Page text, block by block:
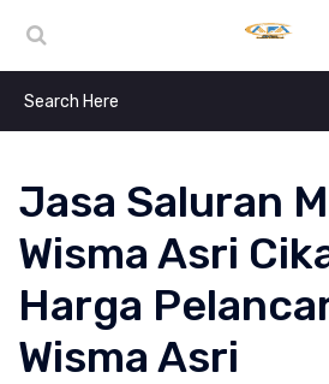
Jasa Saluran
Wisma Asri
Harga
Wisma Asri